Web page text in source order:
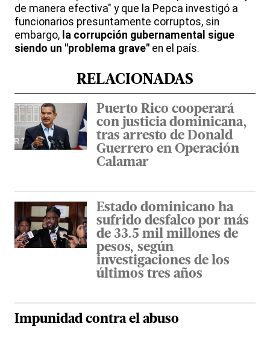
de manera efectiva" y que la Pepca investigó a
funcionarios presuntamente corruptos, sin
embargo, la corrupción gubernamental sigue
siendo un "problema grave" en el país.
RELACIONADAS
Puerto Rico cooperará
con justicia dominicana,
tras arresto de Donald
Guerrero en Operación
Calamar
Estado dominicano ha
sufrido desfalco por más
de 33.5 mil millones de
pesos, según
investigaciones de los
últimos tres años
Impunidad contra el abuso